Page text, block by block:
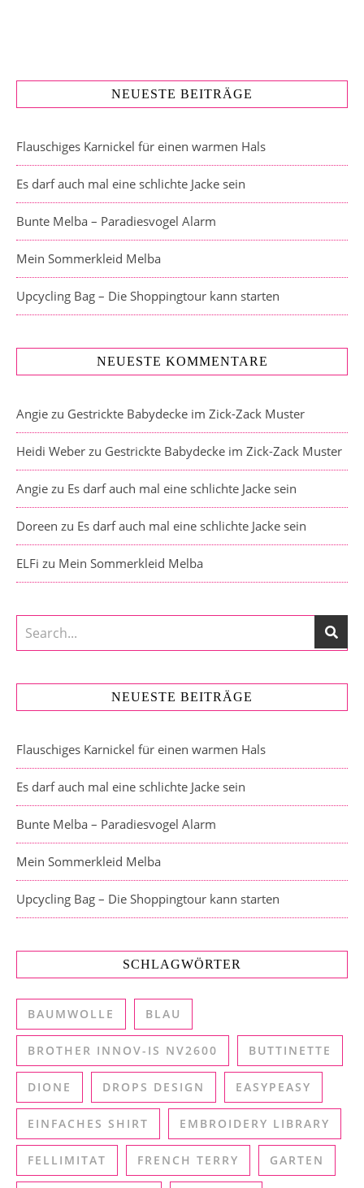
NEUESTE BEITRÄGE
Flauschiges Karnickel für einen warmen Hals
Es darf auch mal eine schlichte Jacke sein
Bunte Melba – Paradiesvogel Alarm
Mein Sommerkleid Melba
Upcycling Bag – Die Shoppingtour kann starten
NEUESTE KOMMENTARE
Angie zu Gestrickte Babydecke im Zick-Zack Muster
Heidi Weber zu Gestrickte Babydecke im Zick-Zack Muster
Angie zu Es darf auch mal eine schlichte Jacke sein
Doreen zu Es darf auch mal eine schlichte Jacke sein
ELFi zu Mein Sommerkleid Melba
NEUESTE BEITRÄGE
Flauschiges Karnickel für einen warmen Hals
Es darf auch mal eine schlichte Jacke sein
Bunte Melba – Paradiesvogel Alarm
Mein Sommerkleid Melba
Upcycling Bag – Die Shoppingtour kann starten
SCHLAGWÖRTER
BAUMWOLLE BLAU
BROTHER INNOV-IS NV2600 BUTTINETTE
DIONE DROPS DESIGN EASYPEASY
EINFACHES SHIRT EMBROIDERY LIBRARY
FELLIMITAT FRENCH TERRY GARTEN